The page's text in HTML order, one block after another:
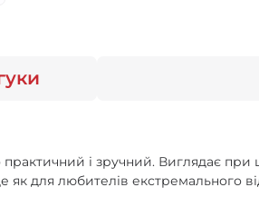
і зручний. Виглядає при
для любителів екстремального